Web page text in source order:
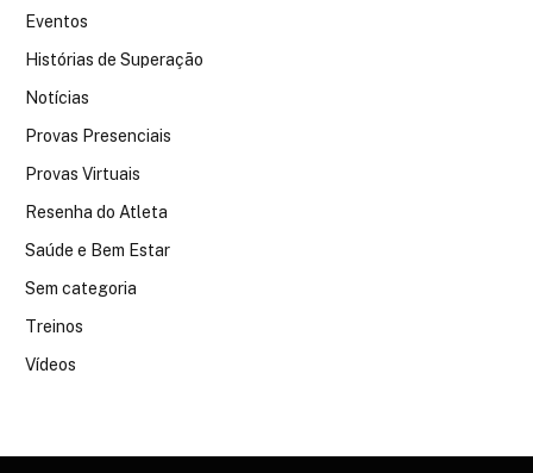
Eventos
Histórias de Superação
Notícias
Provas Presenciais
Provas Virtuais
Resenha do Atleta
Saúde e Bem Estar
Sem categoria
Treinos
Vídeos